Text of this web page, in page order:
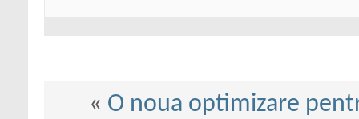
« O noua optimizare